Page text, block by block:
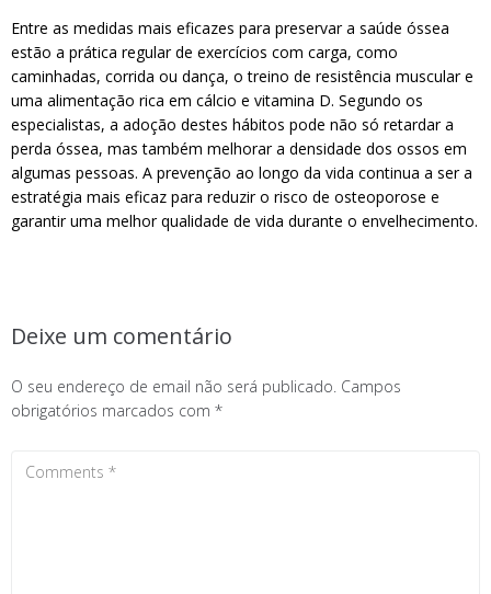
Entre as medidas mais eficazes para preservar a saúde óssea
estão a prática regular de exercícios com carga, como
caminhadas, corrida ou dança, o treino de resistência muscular e
uma alimentação rica em cálcio e vitamina D. Segundo os
especialistas, a adoção destes hábitos pode não só retardar a
perda óssea, mas também melhorar a densidade dos ossos em
algumas pessoas. A prevenção ao longo da vida continua a ser a
estratégia mais eficaz para reduzir o risco de osteoporose e
garantir uma melhor qualidade de vida durante o envelhecimento.
Deixe um comentário
O seu endereço de email não será publicado. Campos
obrigatórios marcados com *